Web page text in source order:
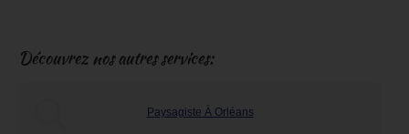
Découvrez nos autres services:
Paysagiste À Orléans